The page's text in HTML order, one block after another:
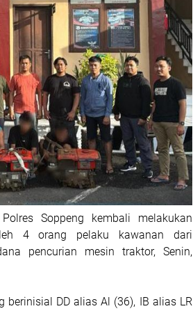
Soppeng kembali melakukan
4 orang pelaku kawanan dari
pencurian mesin traktor, Senin,
DD alias Al (36), IB alias LR